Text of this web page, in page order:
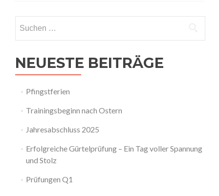
nach:
NEUESTE BEITRÄGE
Pfingstferien
Trainingsbeginn nach Ostern
Jahresabschluss 2025
Erfolgreiche Gürtelprüfung – Ein Tag voller Spannung
und Stolz
Prüfungen Q1